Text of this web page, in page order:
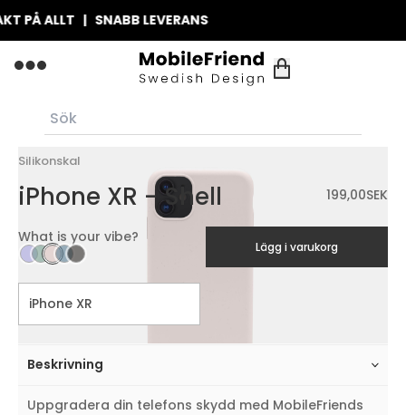
ALLT | SNABB LEVERANS
Silikonskal
iPhone XR - Shell 199,00SEK
What is your vibe?
Lägg i varukorg
Beskrivning
Uppgradera din telefons skydd med MobileFriends